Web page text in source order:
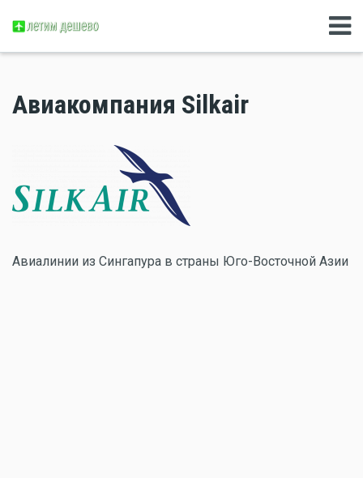
Авиакомпания Silkair
Авиалинии из Сингапура в страны Юго-Восточной Азии